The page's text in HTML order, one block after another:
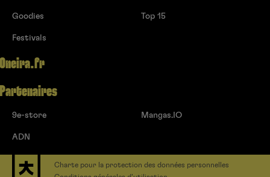
Goodies
Festivals
Top 15
Oneira.fr
Partenaires
9e-store
ADN
Mangas.IO
Charte pour la protection des données personnelles